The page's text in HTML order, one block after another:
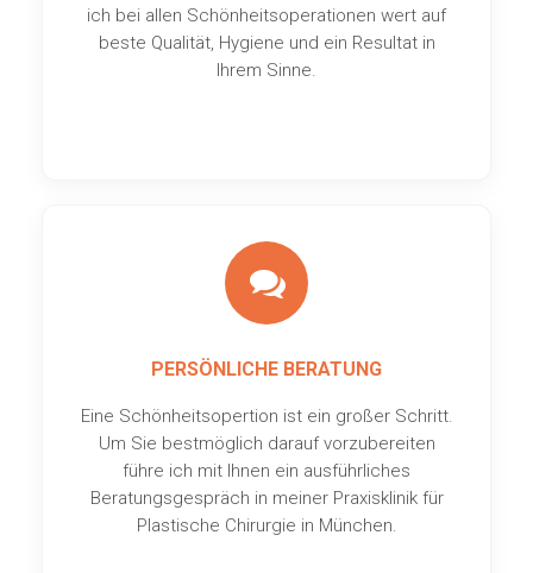
ich bei allen Schönheitsoperationen wert auf
beste Qualität, Hygiene und ein Resultat in
Ihrem Sinne.
PERSÖNLICHE BERATUNG
Eine Schönheitsopertion ist ein großer Schritt.
Um Sie bestmöglich darauf vorzubereiten
führe ich mit Ihnen ein ausführliches
Beratungsgespräch in meiner Praxisklinik für
Plastische Chirurgie in München.